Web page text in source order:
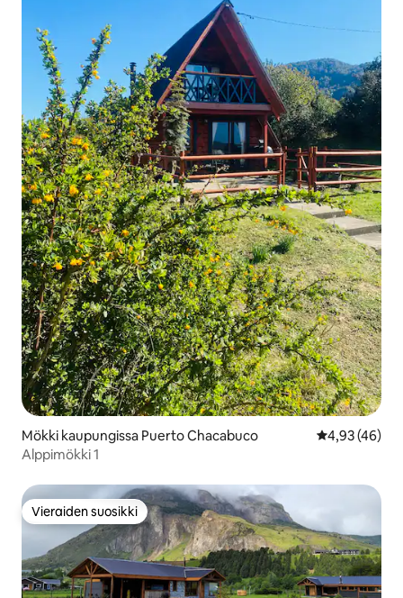
Mökki kaupungissa Puerto Chacabuco
4,93 (46)
Alppimökki 1
Vieraiden suosikki
Vieraiden suosikki